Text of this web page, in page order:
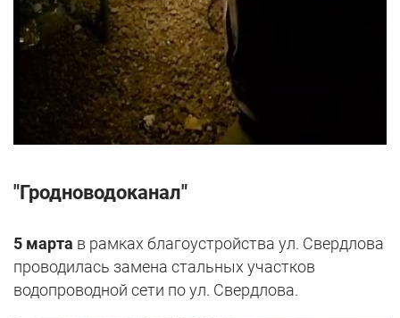
"Гродноводоканал"
5 марта в рамках благоустройства ул. Свердлова
проводилась замена стальных участков
водопроводной сети по ул. Свердлова.